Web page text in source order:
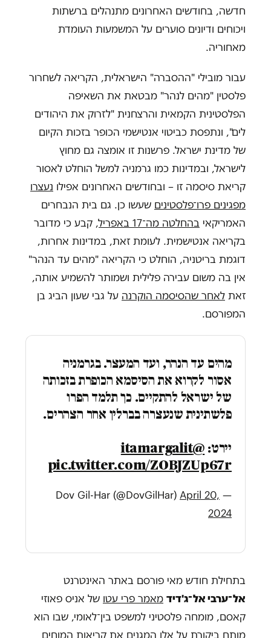
חדשה, בחודשים האחרונים מתנהלים ברשתות
ויכוחים ודיונים סוערים על המשמעות העומדת
מאחוריה.
עבור מובילי "ההסברה" הישראלית, הקריאה לשחרור
פלסטין "מהים לנהר" מבטאת את השאיפה
הפלסטינית הקמאית והרצחנית "לזרוק את היהודים
לים", ונתפסת כביטוי אנטישמי הכופר בזכות הקיום
של מדינת ישראל. פרשנות זו אומצה גם מחוץ
לישראל, ובמדינות כמו גרמניה למשל הוחלט לאסור
קריאת סיסמה זו – ובחודשים האחרונים אפילו נעצרו
מפגינים פרו־פלסטינים שעשו כן. גם בית הנבחרים
האמריקאי בהחלטה מה־17 באפריל
, קבע כי מדובר
בקריאה אנטישמית. לעומת זאת, במדינות אחרות,
דוגמת בריטניה, הוחלט כי הקריאה "מהים עד הנהר"
אין בה משום עבירה פלילית ושמותר להשמיע אותה,
זאת לאחר שהסיסמה הוקרנה על גבי שעון הביג בן
המפורסם.
מהים עד הנהר, ועד המעצר. בגרמניה
אסור לקרוא את הסיסמא הכופרת בזכותה
של ישראל להתקיים. כך תלמד הפרו
פלשתינית שנעצרה בברלין אחר הצהרים.
יירט: @itamargalit
pic.twitter.com/ZOBJZUp67r
— Dov Gil-Har (@DovGilHar)
April 20,
2024
בתחילת חודש מאי פורסם באתר האינטרנט
אל־ערבי אל־ג'דיד מאמר פרי עטו של אניס פאוזי
קאסם, מומחה פלסטיני למשפט בין־לאומי, שבו הוא
מותח ביקורת על אלו המגנים את קריאות המוחים